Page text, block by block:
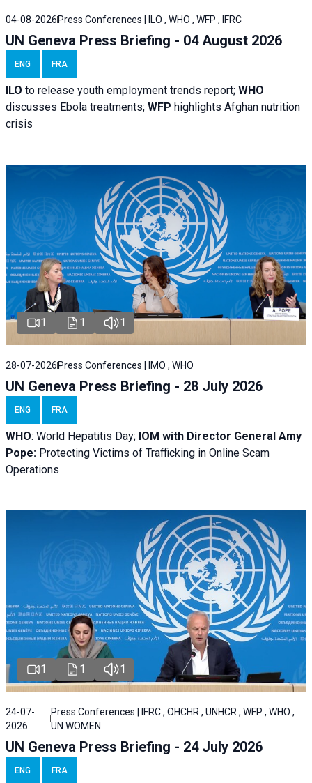
04-08-2026 Press Conferences | ILO , WHO , WFP , IFRC
UN Geneva Press Briefing - 04 August 2026
ENG FRA
ILO to release youth employment trends report; WHO
discusses Ebola treatments; WFP highlights Afghan nutrition
crisis
1 1 1
28-07-2026 Press Conferences | IMO , WHO
UN Geneva Press Briefing - 28 July 2026
ENG FRA
WHO: World Hepatitis Day; IOM with Director General Amy
Pope: Protecting Victims of Trafficking in Online Scam
Operations
1 1 1
24-07-
2026
Press Conferences | IFRC , OHCHR , UNHCR , WFP , WHO ,
UN WOMEN
UN Geneva Press Briefing - 24 July 2026
ENG FRA